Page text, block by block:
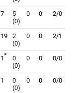
7
5
(0)
0 0 2/0
19
2
(0)
0 0 2/1
1*
0
(0)
0 0 0/0
1
0
(0)
0 0 0/0